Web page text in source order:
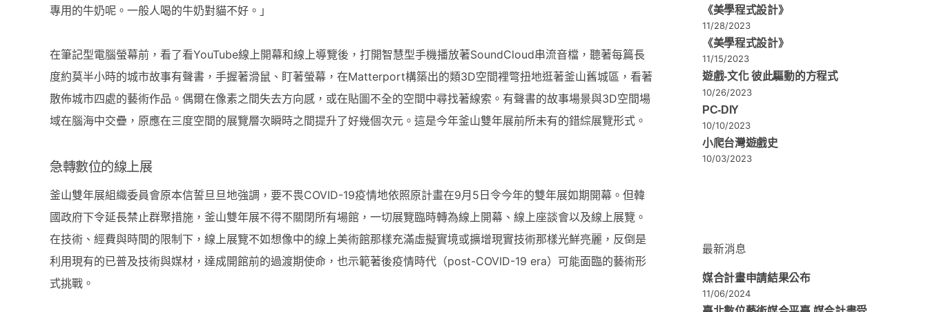
專用的牛奶呢。一般人喝的牛奶對貓不好。」
在筆記型電腦螢幕前，看了看YouTube線上開幕和線上導覽後，打開智慧型手機播放著SoundCloud串流音檔，聽著每篇長
度約莫半小時的城市故事有聲書，手握著滑鼠、盯著螢幕，在Matterport構築出的類3D空間裡彆扭地逛著釜山舊城區，看著
散佈城市四處的藝術作品。偶爾在像素之間失去方向感，或在貼圖不全的空間中尋找著線索。有聲書的故事場景與3D空間場
域在腦海中交疊，原應在三度空間的展覽層次瞬時之間提升了好幾個次元。這是今年釜山雙年展前所未有的錯綜展覽形式。
急轉數位的線上展
釜山雙年展組織委員會原本信誓旦旦地強調，要不畏COVID-19疫情地依照原計畫在9月5日令今年的雙年展如期開幕。但韓
國政府下令延長禁止群聚措施，釜山雙年展不得不關閉所有場館，一切展覽臨時轉為線上開幕、線上座談會以及線上展覽。
在技術、經費與時間的限制下，線上展覽不如想像中的線上美術館那樣充滿虛擬實境或擴增現實技術那樣光鮮亮麗，反倒是
利用現有的已普及技術與媒材，達成開館前的過渡期使命，也示範著後疫情時代（post-COVID-19 era）可能面臨的藝術形
式挑戰。
《美學程式設計》
11/28/2023
《美學程式設計》
11/15/2023
遊戲-文化 彼此驅動的方程式
10/26/2023
PC-DIY
10/10/2023
小爬台灣遊戲史
10/03/2023
最新消息
媒合計畫申請結果公布
11/06/2024